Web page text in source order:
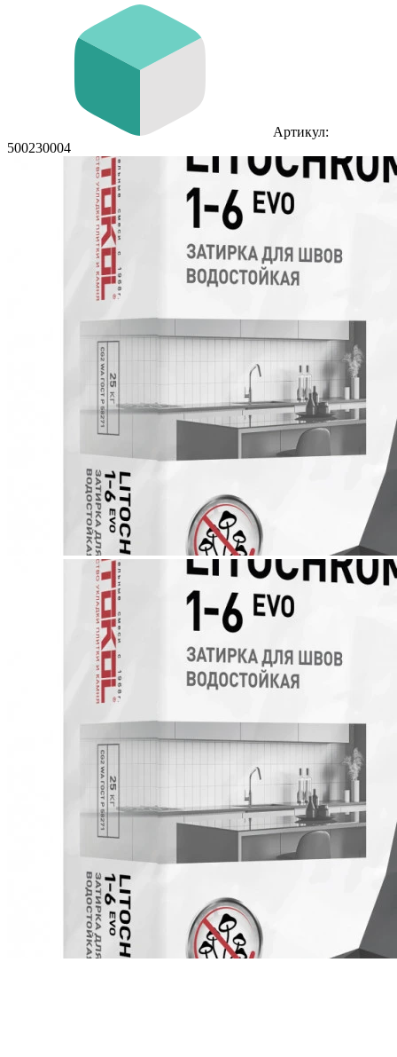
Артикул:
500230004